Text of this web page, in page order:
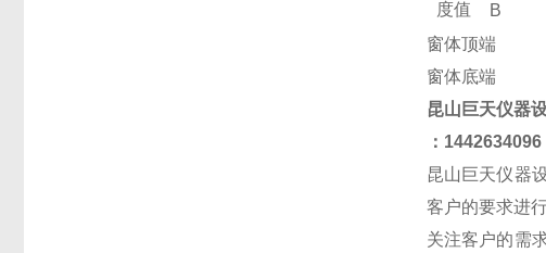
度值
B
窗体顶端
窗体底端
昆山 巨天仪器
：
昆山巨天仪器
客户的要求进
关注客户的需